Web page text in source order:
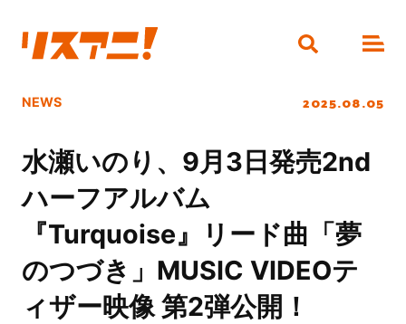
NEWS 2025.08.05
水瀬いのり、9月3日発売2nd
ハーフアルバム
『Turquoise』リード曲「夢
のつづき」MUSIC VIDEOテ
ィザー映像 第2弾公開！